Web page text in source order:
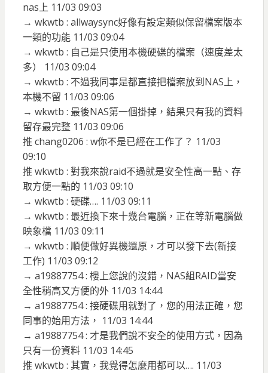
nas上 11/03 09:03
→ wkwtb : allwaysync好像有設定類似保留檔案版本
一類的功能 11/03 09:04
→ wkwtb : 自己是只使用本機硬碟的檔案（速度差太
多） 11/03 09:04
→ wkwtb : 不過我同事是都直接把檔案放到NAS上，
本機不留 11/03 09:06
→ wkwtb : 最後NAS第一個掛掉，結果只有我的資料
留存最完整 11/03 09:06
推 chang0206 : w你不是已經在工作了？ 11/03
09:10
推 wkwtb : 對我來說raid不過就是安全性高一點、存
取方便一點的 11/03 09:10
→ wkwtb : 硬碟…. 11/03 09:11
→ wkwtb : 最近換下來十幾台電腦，正在等新電腦做
映象檔 11/03 09:11
→ wkwtb : 順便做好異機還原，才可以發下去(新接
工作) 11/03 09:12
→ a19887754 : 樓上您說的沒錯，NAS組RAID當安
全性稍高又方便的外 11/03 14:44
→ a19887754 : 接硬碟用就對了，您的用法正確，您
同事的始用方法， 11/03 14:44
→ a19887754 : 才是我們說不安全的使用方式，因為
只有一份資料 11/03 14:45
推 wkwtb : 其實，我覺得怎麼用都可以…. 11/03